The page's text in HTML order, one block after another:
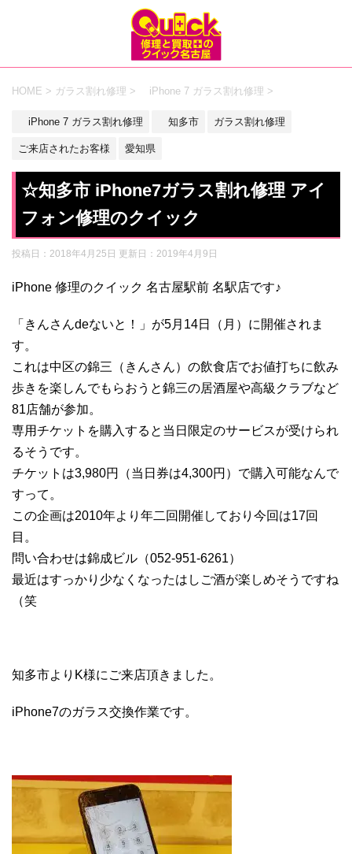
HOME > ガラス割れ修理 > iPhone 7 ガラス割れ修理 >
iPhone 7 ガラス割れ修理 知多市 ガラス割れ修理
ご来店されたお客様 愛知県
☆知多市 iPhone7ガラス割れ修理 アイ
フォン修理のクイック
投稿日：2018年4月25日 更新日： 2019年4月9日
iPhone 修理のクイック 名古屋駅前 名駅店です♪
「きんさんdeないと！」が5月14日（月）に開催されま
す。
これは中区の錦三（きんさん）の飲食店でお値打ちに飲み
歩きを楽しんでもらおうと錦三の居酒屋や高級クラブなど
81店舗が参加。
専用チケットを購入すると当日限定のサービスが受けられ
るそうです。
チケットは3,980円（当日券は4,300円）で購入可能なんで
すって。
この企画は2010年より年二回開催しており今回は17回
目。
問い合わせは錦成ビル（052-951-6261）
最近はすっかり少なくなったはしご酒が楽しめそうですね
（笑
知多市よりK様にご来店頂きました。
iPhone7のガラス交換作業です。